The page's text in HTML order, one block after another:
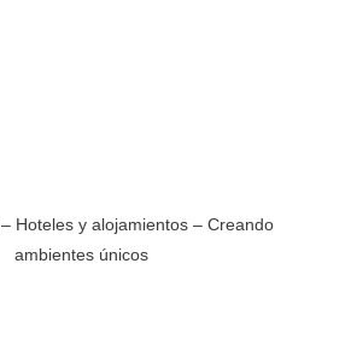
Hoteles y alojamientos – Creando
ambientes únicos